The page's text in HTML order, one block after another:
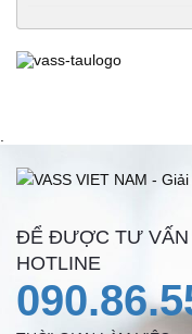
ĐỂ ĐƯỢC TƯ VẤN
HOTLINE